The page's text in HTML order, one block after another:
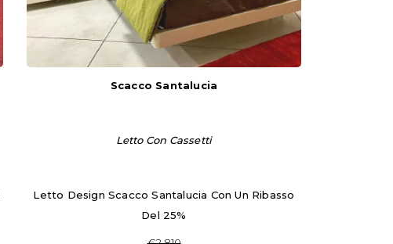
Scacco Santalucia
Letto Con Cassetti
Letto Design Scacco Santalucia Con Un Ribasso
Del 25%